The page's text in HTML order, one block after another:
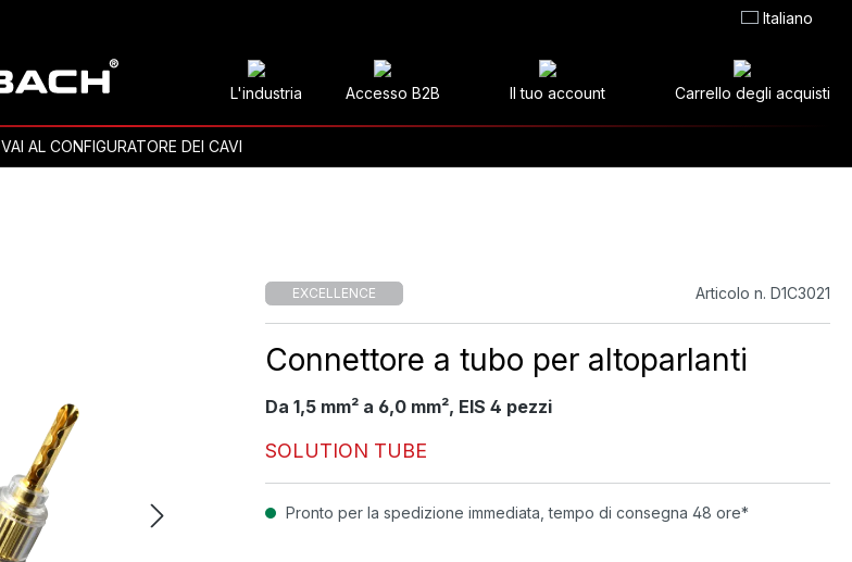
Italiano
L'industria Accesso B2B Il tuo account Carrello degli acquisti
VAI AL CONFIGURATORE DEI CAVI
EXCELLENCE Articolo n. D1C3021
Connettore a tubo per altoparlanti
Da 1,5 mm² a 6,0 mm², EIS 4 pezzi
SOLUTION TUBE
Pronto per la spedizione immediata, tempo di consegna 48 ore*